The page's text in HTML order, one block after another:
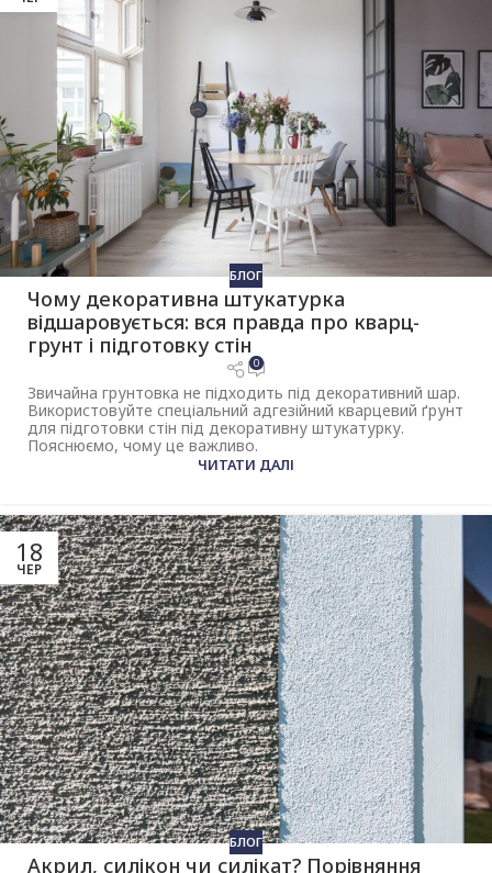
БЛОГ
Чому декоративна штукатурка
відшаровується: вся правда про кварц-
грунт і підготовку стін
0
Звичайна грунтовка не підходить під декоративний шар.
Використовуйте спеціальний адгезійний кварцевий ґрунт
для підготовки стін під декоративну штукатурку.
Пояснюємо, чому це важливо.
ЧИТАТИ ДАЛІ
18
ЧЕР
БЛОГ
Акрил, силікон чи силікат? Порівняння